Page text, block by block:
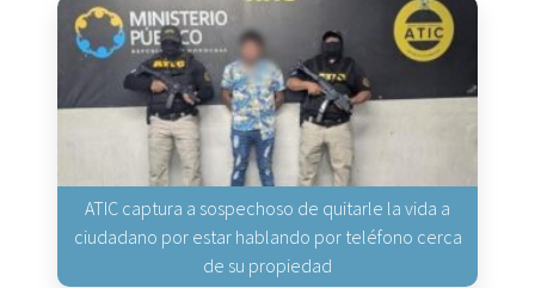
ATIC captura a sospechoso de quitarle la vida a
ciudadano por estar hablando por teléfono cerca
de su propiedad